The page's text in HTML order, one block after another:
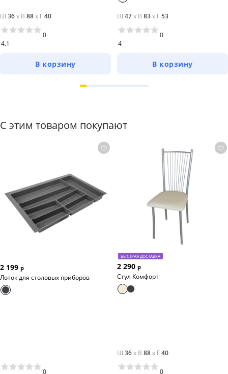
Ш 36x В 88x Г40
4.1
0
В корзину
Ш 47x В 83x Г53
4
0
В корзину
С этим товаром покупают
2 199 р
Лоток для столовых приборов
0
БЫСТРАЯ ДОСТАВКА
2 290 р
Стул Комфорт
Ш 36x В 88x Г40
0